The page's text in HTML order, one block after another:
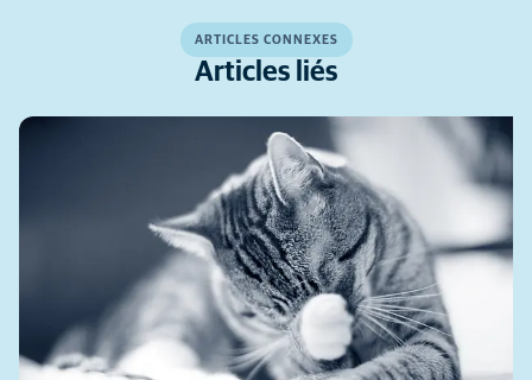
ARTICLES CONNEXES
Articles liés